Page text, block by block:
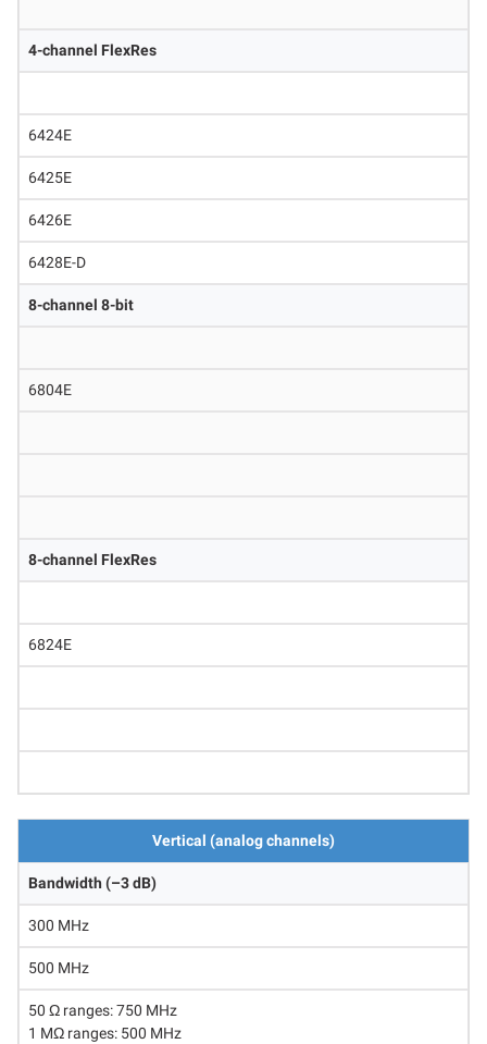
4-channel FlexRes
6424E
6425E
6426E
6428E-D
8-channel 8-bit
6804E
8-channel FlexRes
6824E
Vertical (analog channels)
Bandwidth (–3 dB)
300 MHz
500 MHz
50 Ω ranges: 750 MHz
1 MΩ ranges: 500 MHz